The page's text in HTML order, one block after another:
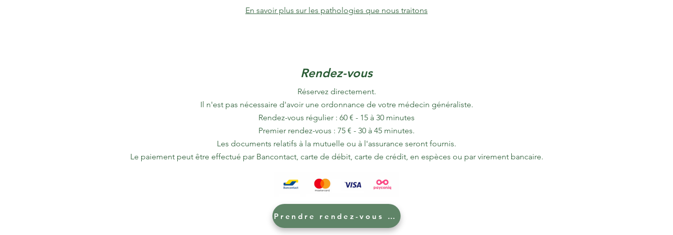
En savoir plus sur les pathologies que nous traitons
Rendez-vous
Réservez directement.
Il n'est pas nécessaire d'avoir une ordonnance de votre médecin généraliste.
Rendez-vous régulier : 60 € - 15 à 30 minutes
Premier rendez-vous : 75 € - 30 à 45 minutes.
Les documents relatifs à la mutuelle ou à l'assurance seront fournis.
Le paiement peut être effectué par Bancontact, carte de débit, carte de crédit, en espèces ou par virement bancaire.
Prendre rendez-vous en ligne